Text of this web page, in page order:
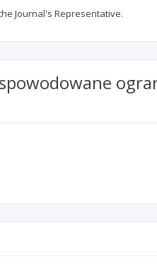
Journal's Representative.